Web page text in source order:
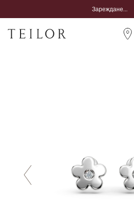
Зареждане...